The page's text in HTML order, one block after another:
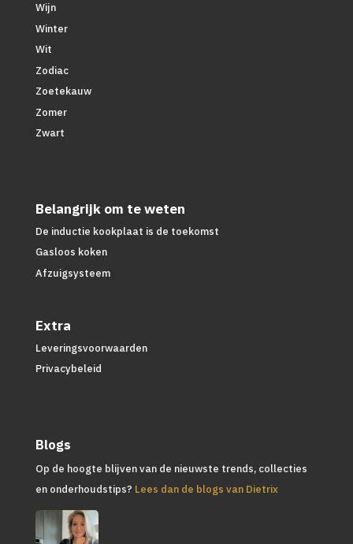
Wijn
Winter
Wit
Zodiac
Zoetekauw
Zomer
Zwart
Belangrijk om te weten
De inductie kookplaat is de toekomst
Gasloos koken
Afzuigsysteem
Extra
Leveringsvoorwaarden
Privacybeleid
Blogs
Op de hoogte blijven van de nieuwste trends, collecties
en onderhoudstips? Lees dan de blogs van Dietrix